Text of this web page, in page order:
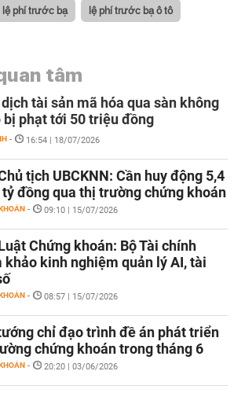
lệ phí trước bạ lệ phí trước bạ ô tô
tâm
tài sản mã hóa qua sàn không
bị phạt tới 50 triệu đồng
- 16:54 | 18/07/2026
tịch UBCKNN: Cần huy động 5,4
đồng qua thị trường chứng khoán
- 09:10 | 15/07/2026
Chứng khoán: Bộ Tài chính
khảo kinh nghiệm quản lý AI, tài
- 08:57 | 15/07/2026
chỉ đạo trình đề án phát triển
chứng khoán trong tháng 6
- 20:20 | 03/06/2026